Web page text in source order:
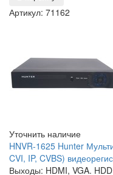
Артикул: 71162
Уточнить наличие
HNVR-1625 Hunter
CVI, IP, CVBS)
Выходы: HDMI, VGA.